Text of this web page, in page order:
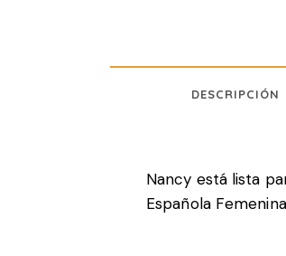
DESCRIPCIÓN
Nancy está lista
Española